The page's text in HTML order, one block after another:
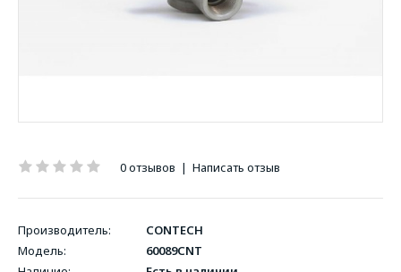
0 отзывов | Написать отзыв
Производитель:
CONTECH
Модель:
60089CNT